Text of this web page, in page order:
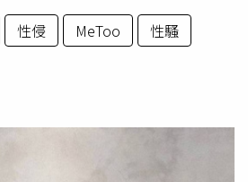
性侵 MeToo 性騷